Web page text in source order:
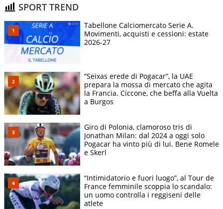
SPORT TREND
Tabellone Calciomercato Serie A.
Movimenti, acquisti e cessioni: estate
2026-27
“Seixas erede di Pogacar”, la UAE
prepara la mossa di mercato che agita
la Francia. Ciccone, che beffa alla Vuelta
a Burgos
Giro di Polonia, clamoroso tris di
Jonathan Milan: dal 2024 a oggi solo
Pogacar ha vinto più di lui. Bene Romele
e Skerl
“Intimidatorio e fuori luogo”, al Tour de
France femminile scoppia lo scandalo:
un uomo controlla i reggiseni delle
atlete